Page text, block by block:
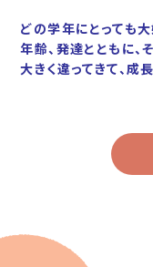
どの学年にとっても
年齢、発達とともに
大きく違ってきて、成